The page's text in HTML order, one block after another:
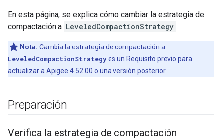
En esta página, se explica cómo cambiar la estrategia de
compactación a LeveledCompactionStrategy
Nota: Cambia la estrategia de compactación a
LeveledCompactionStrategyes un Requisito previo para
actualizar a Apigee 4.52.00 o una versión posterior.
Preparación
Verifica la estrategia de compactación